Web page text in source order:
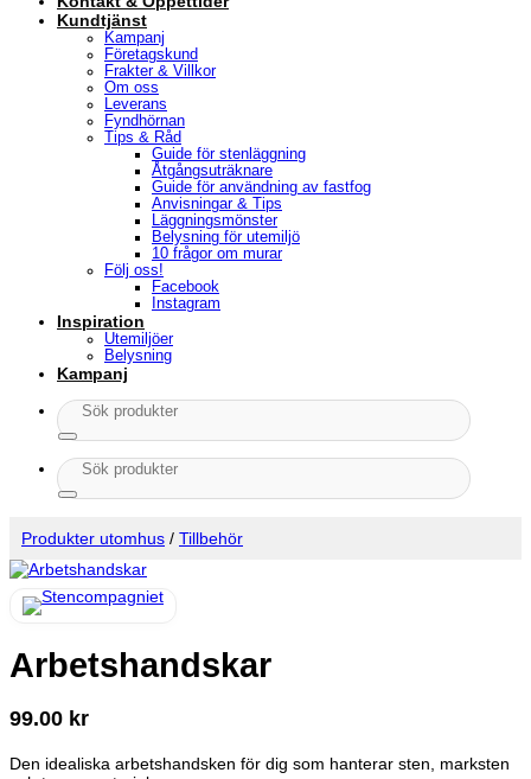
Kundtjänst
Kampanj
Företagskund
Frakter & Villkor
Om oss
Leverans
Fyndhörnan
Tips & Råd
Guide för stenläggning
Åtgångsuträknare
Guide för användning av fastfog
Anvisningar & Tips
Läggningsmönster
Belysning för utemiljö
10 frågor om murar
Följ oss!
Facebook
Instagram
Inspiration
Utemiljöer
Belysning
Kampanj
Sök
efter:
Sök
efter:
Produkter utomhus / Tillbehör
Arbetshandskar
99.00 kr
Den idealiska arbetshandsken för dig som hanterar sten, marksten